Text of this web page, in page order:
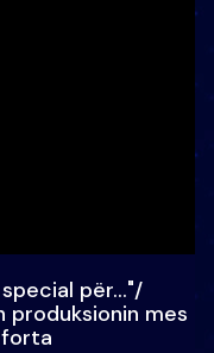
për…"/
produksionin mes